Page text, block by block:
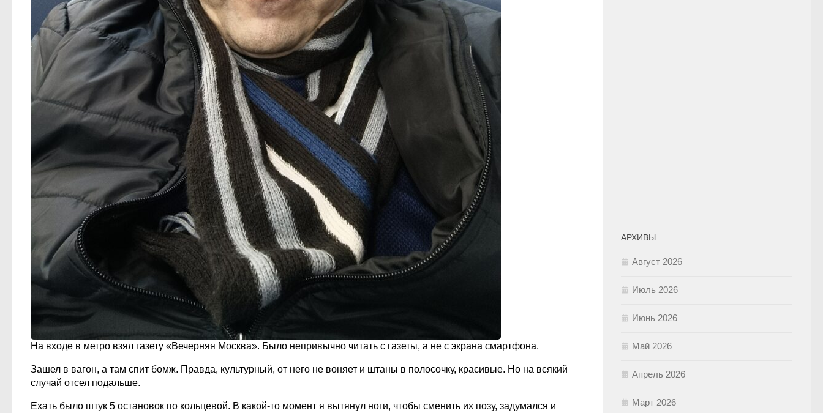
На входе в метро взял газету «Вечерняя Москва». Было непривычно читать с газеты, а не с экрана смартфона.
Зашел в вагон, а там спит бомж. Правда, культурный, от него не воняет и штаны в полосочку, красивые. Но на всякий
случай отсел подальше.
Ехать было штук 5 остановок по кольцевой. В какой-то момент я вытянул ноги, чтобы сменить их позу, задумался и
АРХИВЫ
Август 2026
Июль 2026
Июнь 2026
Май 2026
Апрель 2026
Март 2026